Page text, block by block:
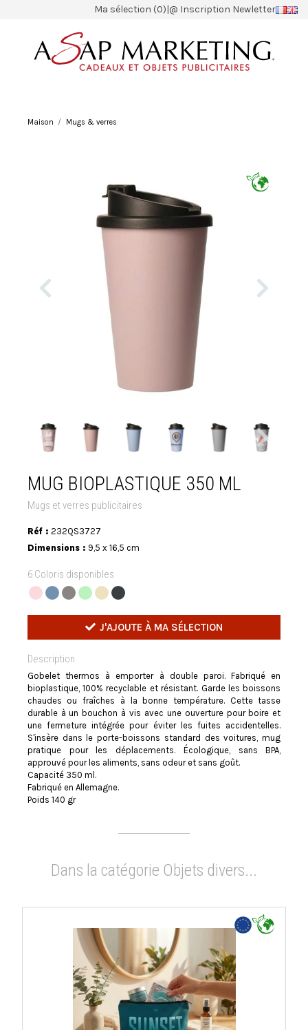
Ma sélection (0)|@ Inscription Newletter
Maison Mugs & verres
MUG BIOPLASTIQUE 350 ML
Mugs et verres publicitaires
Réf : 232QS3727
Dimensions : 9,5 x 16,5 cm
6 Coloris disponibles
J'AJOUTE À MA SÉLECTION
Description
Gobelet thermos à emporter à double paroi. Fabriqué en
bioplastique, 100% recyclable et résistant. Garde les boissons
chaudes ou fraîches à la bonne température. Cette tasse
durable à un bouchon à vis avec une ouverture pour boire et
une fermeture intégrée pour éviter les fuites accidentelles.
S'insère dans le porte-boissons standard des voitures, mug
pratique pour les déplacements. Écologique, sans BPA,
approuvé pour les aliments, sans odeur et sans goût.
Capacité 350 ml.
Fabriqué en Allemagne.
Poids 140 gr
Dans la catégorie Objets divers...